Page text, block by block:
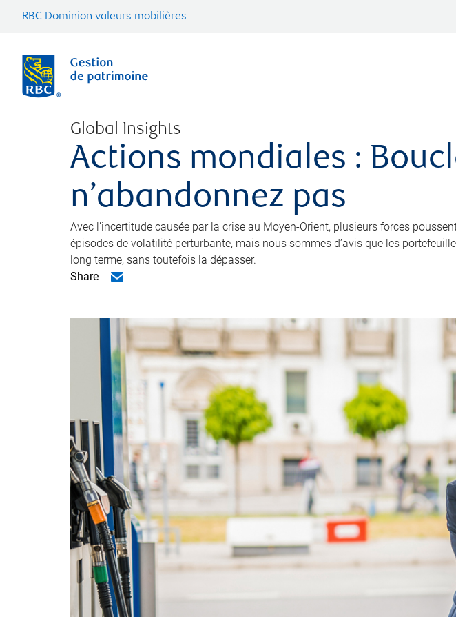
RBC Dominion valeurs mobilières
Global Insights
Actions mondiales :
n’abandonnez pas
Avec l’incertitude causée par la crise au Moyen-Orient, plusieurs forces
épisodes de volatilité perturbante, mais nous sommes d’avis que les
long terme, sans toutefois la dépasser.
Share